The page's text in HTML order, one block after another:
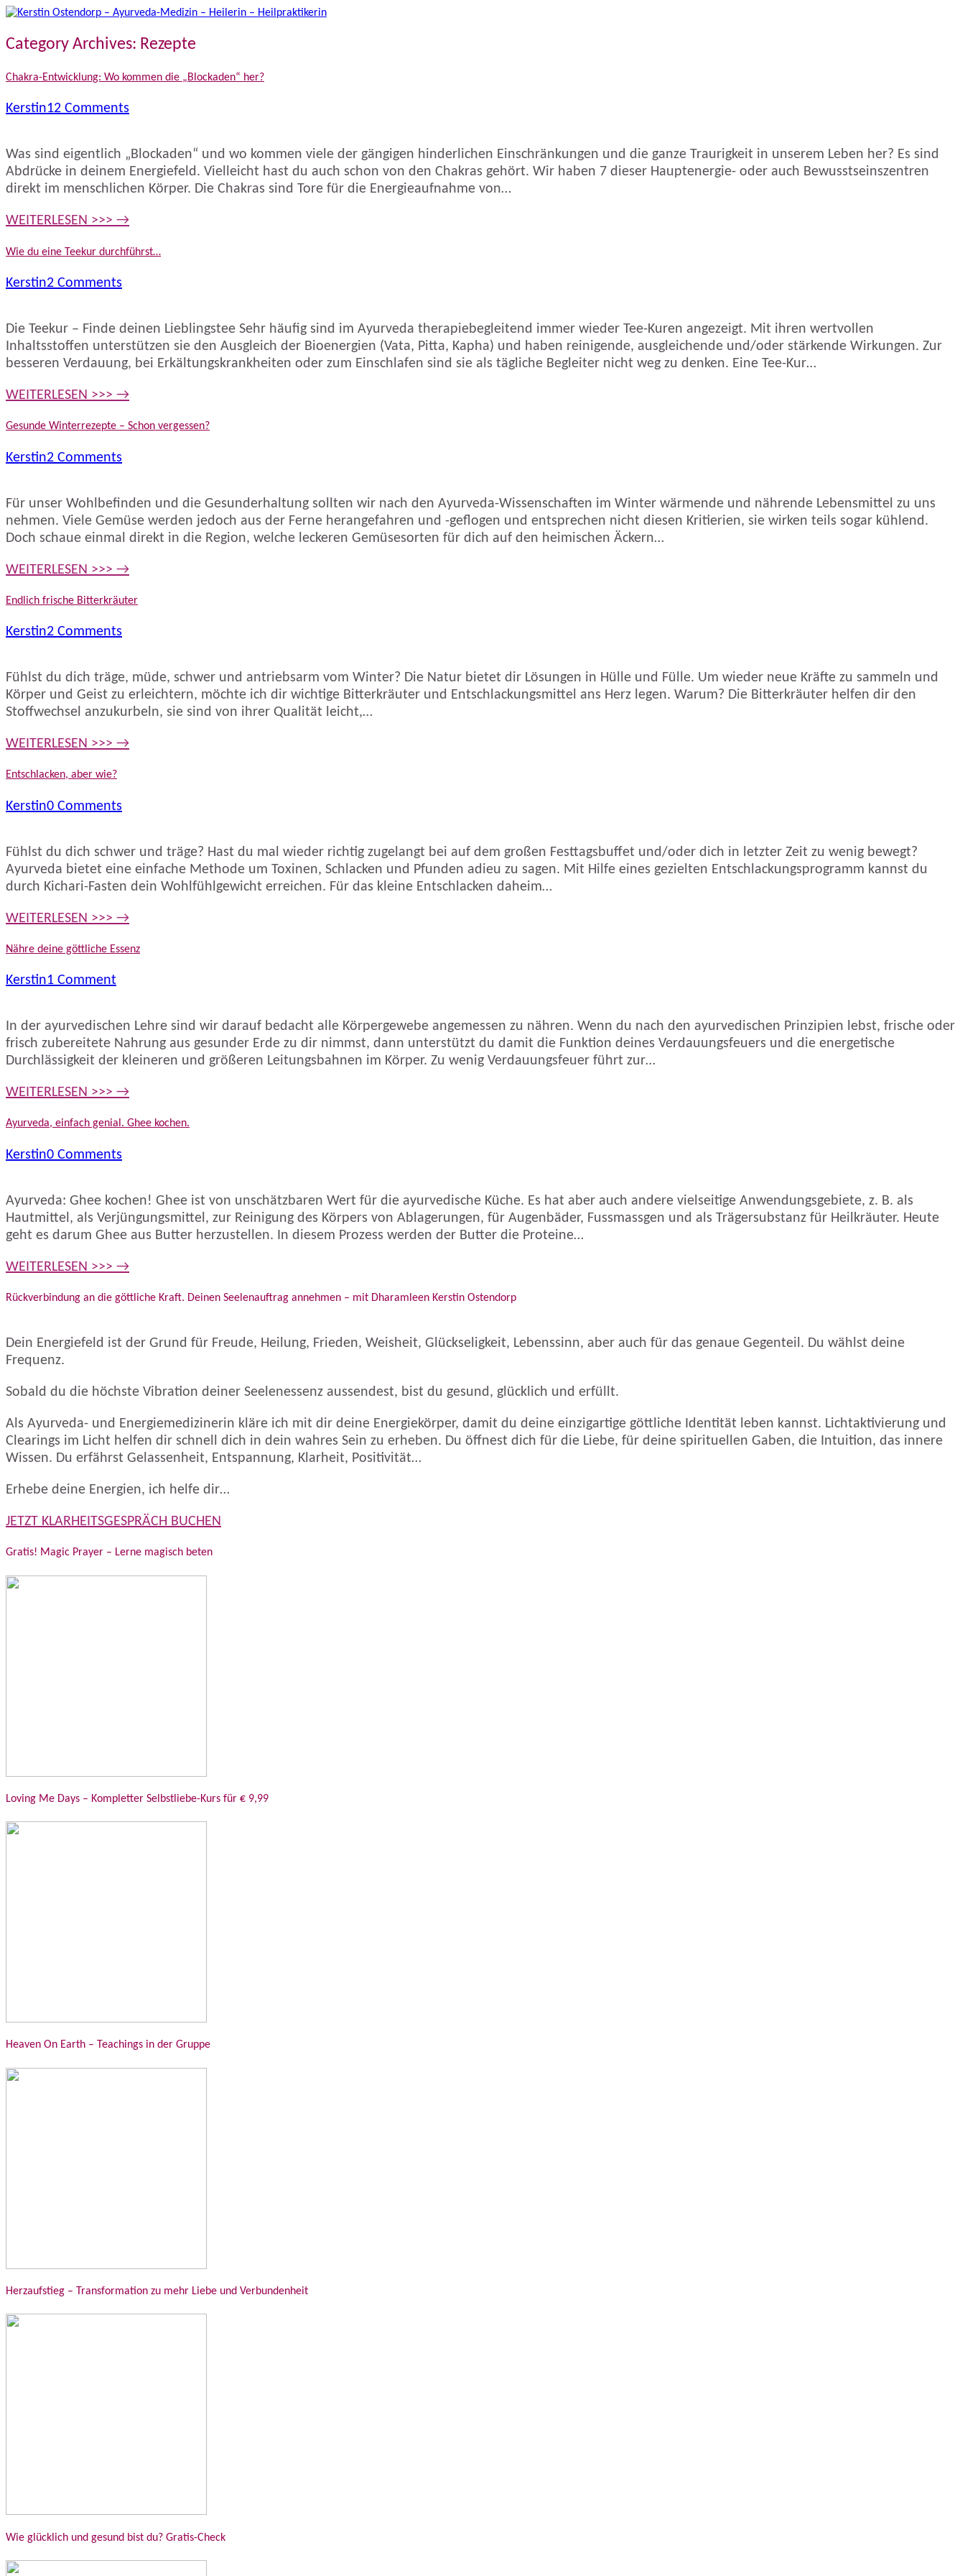
Category Archives: Rezepte
Chakra-Entwicklung: Wo kommen die „Blockaden“ her?
Kerstin12 Comments
Was sind eigentlich „Blockaden“ und wo kommen viele der gängigen hinderlichen Einschränkungen und die ganze Traurigkeit in unserem Leben her? Es sind
Abdrücke in deinem Energiefeld. Vielleicht hast du auch schon von den Chakras gehört. Wir haben 7 dieser Hauptenergie- oder auch Bewusstseinszentren
direkt im menschlichen Körper. Die Chakras sind Tore für die Energieaufnahme von…
WEITERLESEN >>> →
Wie du eine Teekur durchführst…
Kerstin2 Comments
Die Teekur – Finde deinen Lieblingstee Sehr häufig sind im Ayurveda therapiebegleitend immer wieder Tee-Kuren angezeigt. Mit ihren wertvollen
Inhaltsstoffen unterstützen sie den Ausgleich der Bioenergien (Vata, Pitta, Kapha) und haben reinigende, ausgleichende und/oder stärkende Wirkungen. Zur
besseren Verdauung, bei Erkältungskrankheiten oder zum Einschlafen sind sie als tägliche Begleiter nicht weg zu denken. Eine Tee-Kur…
WEITERLESEN >>> →
Gesunde Winterrezepte – Schon vergessen?
Kerstin2 Comments
Für unser Wohlbefinden und die Gesunderhaltung sollten wir nach den Ayurveda-Wissenschaften im Winter wärmende und nährende Lebensmittel zu uns
nehmen. Viele Gemüse werden jedoch aus der Ferne herangefahren und -geflogen und entsprechen nicht diesen Kritierien, sie wirken teils sogar kühlend.
Doch schaue einmal direkt in die Region, welche leckeren Gemüsesorten für dich auf den heimischen Äckern…
WEITERLESEN >>> →
Endlich frische Bitterkräuter
Kerstin2 Comments
Fühlst du dich träge, müde, schwer und antriebsarm vom Winter? Die Natur bietet dir Lösungen in Hülle und Fülle. Um wieder neue Kräfte zu sammeln und
Körper und Geist zu erleichtern, möchte ich dir wichtige Bitterkräuter und Entschlackungsmittel ans Herz legen. Warum? Die Bitterkräuter helfen dir den
Stoffwechsel anzukurbeln, sie sind von ihrer Qualität leicht,…
WEITERLESEN >>> →
Entschlacken, aber wie?
Kerstin0 Comments
Fühlst du dich schwer und träge? Hast du mal wieder richtig zugelangt bei auf dem großen Festtagsbuffet und/oder dich in letzter Zeit zu wenig bewegt?
Ayurveda bietet eine einfache Methode um Toxinen, Schlacken und Pfunden adieu zu sagen. Mit Hilfe eines gezielten Entschlackungsprogramm kannst du
durch Kichari-Fasten dein Wohlfühlgewicht erreichen. Für das kleine Entschlacken daheim…
WEITERLESEN >>> →
Nähre deine göttliche Essenz
Kerstin1 Comment
In der ayurvedischen Lehre sind wir darauf bedacht alle Körpergewebe angemessen zu nähren. Wenn du nach den ayurvedischen Prinzipien lebst, frische oder
frisch zubereitete Nahrung aus gesunder Erde zu dir nimmst, dann unterstützt du damit die Funktion deines Verdauungsfeuers und die energetische
Durchlässigkeit der kleineren und größeren Leitungsbahnen im Körper. Zu wenig Verdauungsfeuer führt zur…
WEITERLESEN >>> →
Ayurveda, einfach genial. Ghee kochen.
Kerstin0 Comments
Ayurveda: Ghee kochen! Ghee ist von unschätzbaren Wert für die ayurvedische Küche. Es hat aber auch andere vielseitige Anwendungsgebiete, z. B. als
Hautmittel, als Verjüngungsmittel, zur Reinigung des Körpers von Ablagerungen, für Augenbäder, Fussmassgen und als Trägersubstanz für Heilkräuter. Heute
geht es darum Ghee aus Butter herzustellen. In diesem Prozess werden der Butter die Proteine…
WEITERLESEN >>> →
Rückverbindung an die göttliche Kraft. Deinen Seelenauftrag annehmen – mit Dharamleen Kerstin Ostendorp
Dein Energiefeld ist der Grund für Freude, Heilung, Frieden, Weisheit, Glückseligkeit, Lebenssinn, aber auch für das genaue Gegenteil. Du wählst deine
Frequenz.
Sobald du die höchste Vibration deiner Seelenessenz aussendest, bist du gesund, glücklich und erfüllt.
Als Ayurveda- und Energiemedizinerin kläre ich mit dir deine Energiekörper, damit du deine einzigartige göttliche Identität leben kannst. Lichtaktivierung und
Clearings im Licht helfen dir schnell dich in dein wahres Sein zu erheben. Du öffnest dich für die Liebe, für deine spirituellen Gaben, die Intuition, das innere
Wissen. Du erfährst Gelassenheit, Entspannung, Klarheit, Positivität…
Erhebe deine Energien, ich helfe dir…
JETZT KLARHEITSGESPRÄCH BUCHEN
Gratis! Magic Prayer – Lerne magisch beten
Loving Me Days – Kompletter Selbstliebe-Kurs für € 9,99
Heaven On Earth – Teachings in der Gruppe
Herzaufstieg – Transformation zu mehr Liebe und Verbundenheit
Wie glücklich und gesund bist du? Gratis-Check